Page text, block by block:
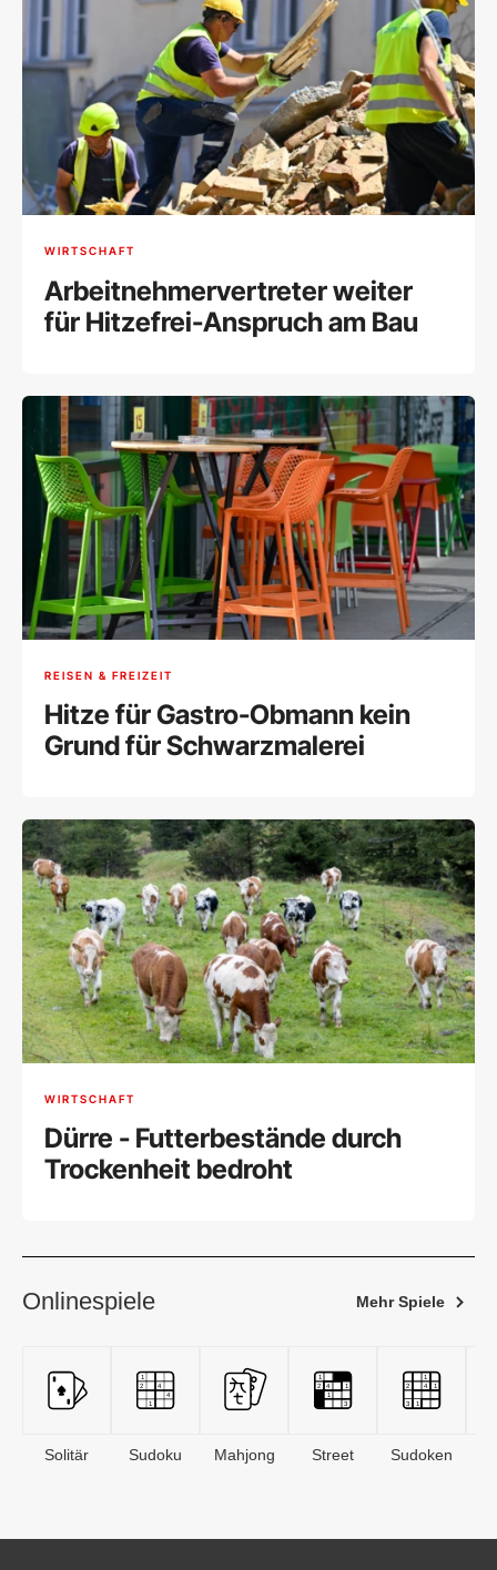
WIRTSCHAFT
Arbeitnehmervertreter weiter
für Hitzefrei-Anspruch am Bau
REISEN & FREIZEIT
Hitze für Gastro-Obmann kein
Grund für Schwarzmalerei
WIRTSCHAFT
Dürre - Futterbestände durch
Trockenheit bedroht
Onlinespiele Mehr Spiele
Solitär Sudoku Mahjong Street Sudoken